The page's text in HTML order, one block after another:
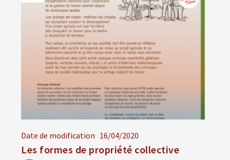
Date de modification 16/04/2020
Les formes de propriété collective